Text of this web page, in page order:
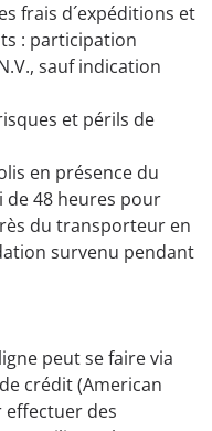
frais d´expéditions et
: participation
sauf indication
et périls de
en présence du
de 48 heures pour
du transporteur en
survenu pendant
peut se faire via
crédit (American
effectuer des